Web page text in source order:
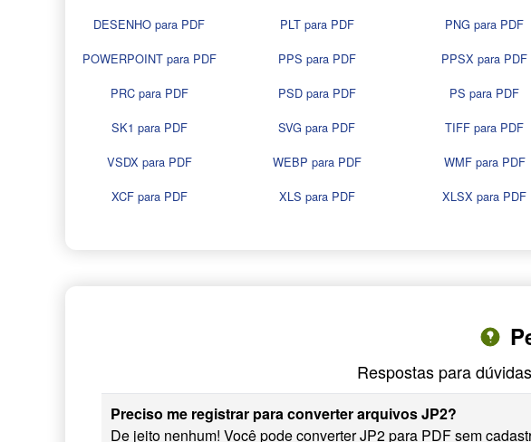
DESENHO para PDF
PLT para PDF PNG para PDF
POWERPOINT para PDF
PPS para PDF PPSX para PDF
PRC para PDF
PSD para PDF PS para PDF
SK1 para PDF
SVG para PDF TIFF para PDF
VSDX para PDF
WEBP para PDF WMF para PDF
XCF para PDF
XLS para PDF XLSX para PDF
Respostas para
Preciso me registrar para converter arquivos JP2?
De jeito nenhum! Você pode converter JP2 para PDF sem